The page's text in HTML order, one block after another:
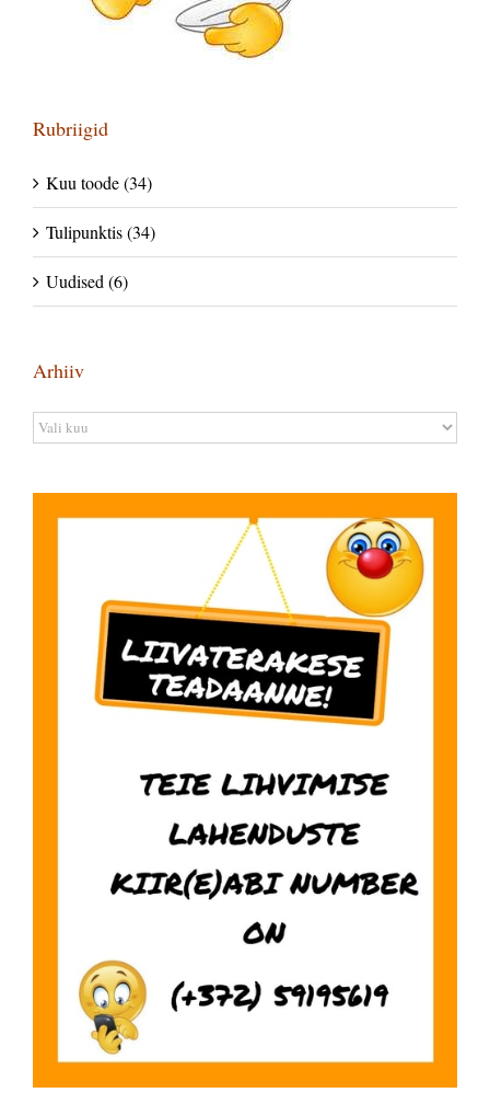
Rubriigid
Kuu toode (34)
Tulipunktis (34)
Uudised (6)
Arhiiv
Arhiiv